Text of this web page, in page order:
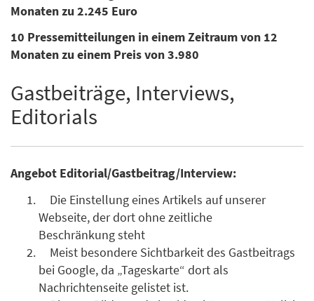
Monaten zu 2.245 Euro
10 Pressemitteilungen in einem Zeitraum von 12
Monaten zu einem Preis von 3.980
Gastbeiträge, Interviews,
Editorials
Angebot Editorial/Gastbeitrag/Interview:
Die Einstellung eines Artikels auf unserer
Webseite, der dort ohne zeitliche
Beschränkung steht
Meist besondere Sichtbarkeit des Gastbeitrags
bei Google, da „Tageskarte“ dort als
Nachrichtenseite gelistet ist.